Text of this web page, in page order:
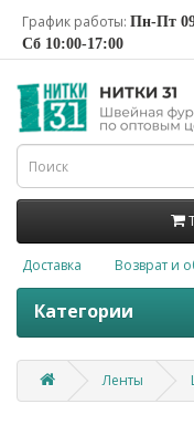
График работы: Пн-Пт
Сб 10:00-17:00
Доставка Возврат и
Категории
Ленты